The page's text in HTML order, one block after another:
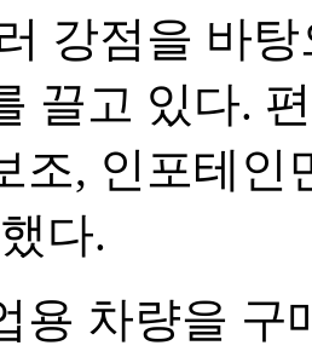
강점을 바
끌고 있다.
조, 인포테인
다.
용 차량을 구